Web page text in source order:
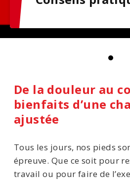
De la douleur au
bienfaits d’une
ajustée
Tous les jours, nos pieds
épreuve. Que ce soit pour
travail ou pour faire de